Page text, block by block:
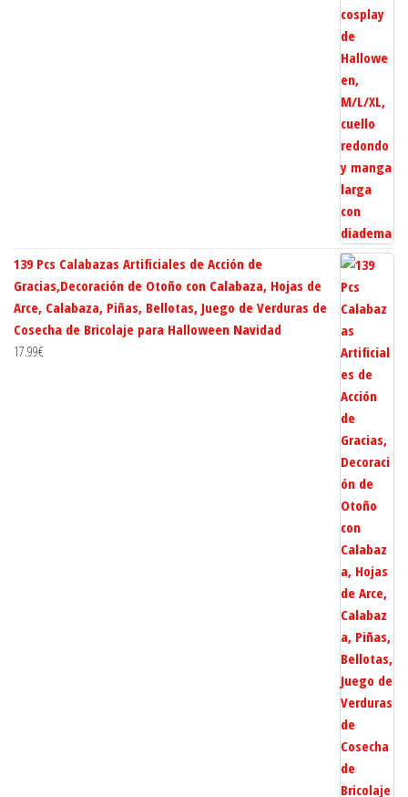
139 Pcs Calabazas Artificiales de Acción de
Gracias,Decoración de Otoño con Calabaza, Hojas de
Arce, Calabaza, Piñas, Bellotas, Juego de Verduras de
Cosecha de Bricolaje para Halloween Navidad
17.99€